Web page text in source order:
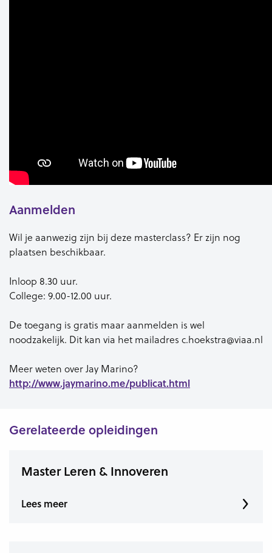
Aanmelden
Wil je aanwezig zijn bij deze masterclass? Er zijn nog
plaatsen beschikbaar.
Inloop 8.30 uur.
College: 9.00-12.00 uur.
De toegang is gratis maar aanmelden is wel
noodzakelijk. Dit kan via het mailadres c.hoekstra@viaa.nl
Meer weten over Jay Marino?
http://www.jaymarino.me/publicat.html
Gerelateerde opleidingen
Master Leren & Innoveren
Lees meer